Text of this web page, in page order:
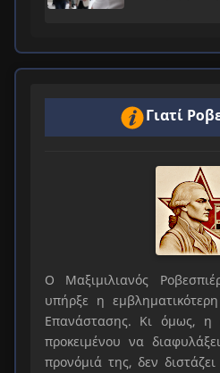
Γιατί
Ο Μαξιμιλιανός
υπήρξε η
Επανάστασης. Κι όμως, η
προκειμένου να
προνόμιά της, δεν